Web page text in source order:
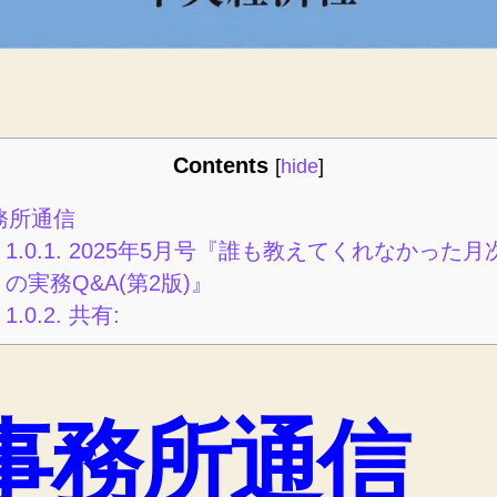
Contents [hide]
通信
1.0.1. 2025年5月号『誰も教えてくれなかった月
の実務Q&A(第2版)』
1.0.2. 共有:
務所通信